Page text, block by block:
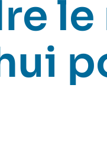
le